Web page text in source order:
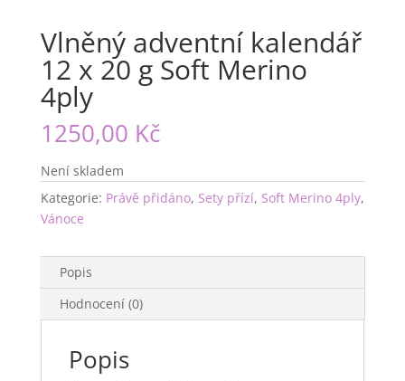
Vlněný adventní kalendář
12 x 20 g Soft Merino
4ply
1250,00 Kč
Není skladem
Kategorie: Právě přidáno, Sety přízí, Soft Merino 4ply,
Vánoce
Popis
Hodnocení (0)
Popis